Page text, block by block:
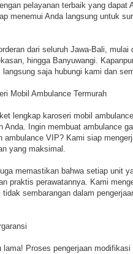
pelayanan terbaik yang dapat
menemui Anda langsung untuk
dari seluruh Jawa-Bali,
hingga Banyuwangi.
langsung saja hubungi kami dan
Mobil Ambulance Termurah
lengkap karoseri mobil
Anda. Ingin membuat ambulance
ambulance VIP? Kami siap
yang maksimal.
memastikan bahwa setiap unit
praktis perawatannya. Kami
sembarangan dalam
lama! Proses pengerjaan